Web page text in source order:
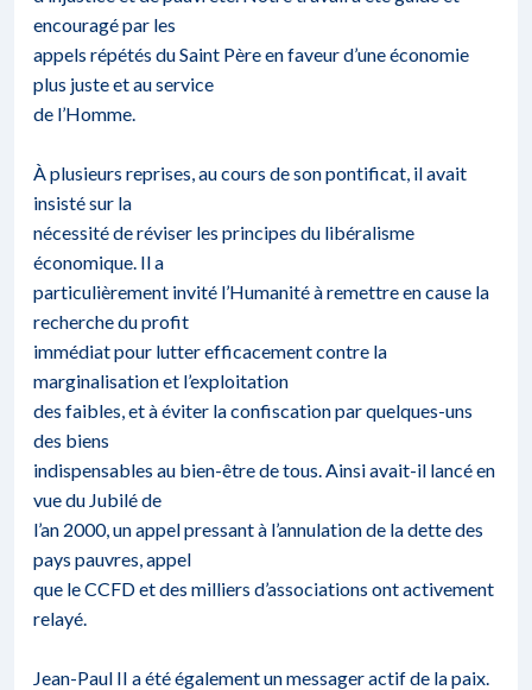
encouragé par les
appels répétés du Saint Père en faveur d’une économie
plus juste et au service
de l’Homme.
À plusieurs reprises, au cours de son pontificat, il avait
insisté sur la
nécessité de réviser les principes du libéralisme
économique. Il a
particulièrement invité l’Humanité à remettre en cause la
recherche du profit
immédiat pour lutter efficacement contre la
marginalisation et l’exploitation
des faibles, et à éviter la confiscation par quelques-uns
des biens
indispensables au bien-être de tous. Ainsi avait-il lancé en
vue du Jubilé de
l’an 2000, un appel pressant à l’annulation de la dette des
pays pauvres, appel
que le CCFD et des milliers d’associations ont activement
relayé.
Jean-Paul II a été également un messager actif de la paix.